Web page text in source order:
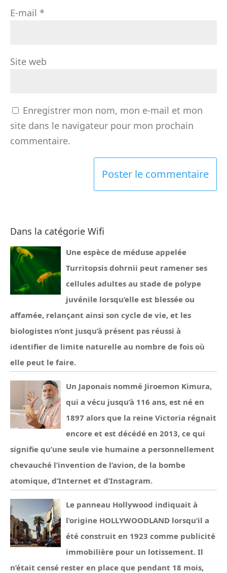
E-mail *
Site web
Enregistrer mon nom, mon e-mail et mon
site dans le navigateur pour mon prochain
commentaire.
Dans la catégorie Wifi
Une espèce de méduse appelée
Turritopsis dohrnii peut ramener ses
cellules adultes au stade de polype
juvénile lorsqu’elle est blessée ou
affamée, relançant ainsi son cycle de vie, et les
biologistes n’ont jusqu’à présent pas réussi à
identifier de limite naturelle au nombre de fois où
elle peut le faire.
Un Japonais nommé Jiroemon Kimura,
qui a vécu jusqu’à 116 ans, est né en
1897 alors que la reine Victoria régnait
encore et est décédé en 2013, ce qui
signifie qu’une seule vie humaine a personnellement
chevauché l’invention de l’avion, de la bombe
atomique, d’Internet et d’Instagram.
Le panneau Hollywood indiquait à
l’origine HOLLYWOODLAND lorsqu’il a
été construit en 1923 comme publicité
immobilière pour un lotissement. Il
n’était censé rester en place que pendant 18 mois,